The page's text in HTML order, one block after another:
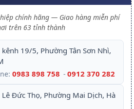
chính hãng — Giao hàng miễn phí
trên 63 tỉnh thành
kênh 19/5, Phường Tân Sơn Nhì,
0983 898 758 - 0912 370 282
Lê Đức Thọ, Phường Mai Dịch, Hà